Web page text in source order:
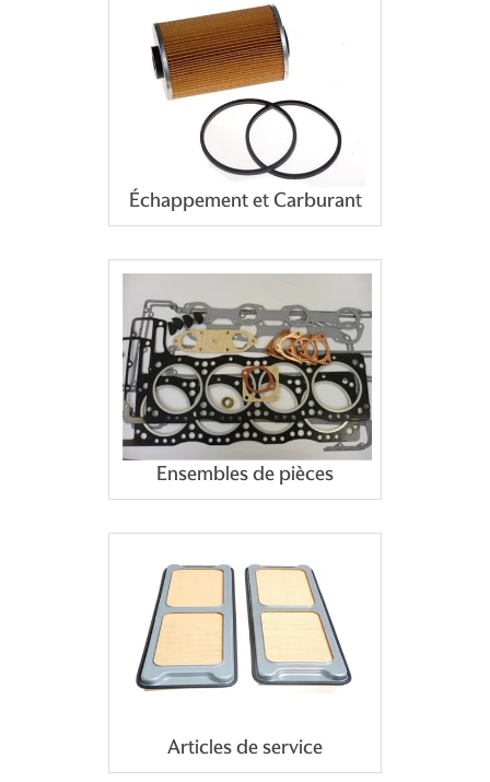
Échappement et Carburant
Ensembles de pièces
Articles de service